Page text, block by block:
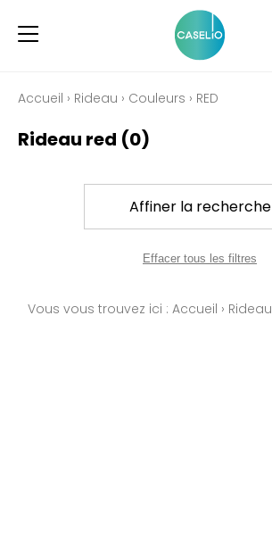
Accueil › Rideau › Couleurs › RED
Rideau red (0)
Affiner la recherche
Effacer tous les filtres
Vous vous trouvez ici : Accueil › Rideau